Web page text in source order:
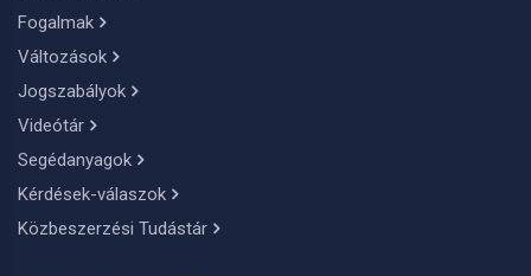
Fogalmak
Változások
Jogszabályok
Videótár
Segédanyagok
Kérdések-válaszok
Közbeszerzési Tudástár